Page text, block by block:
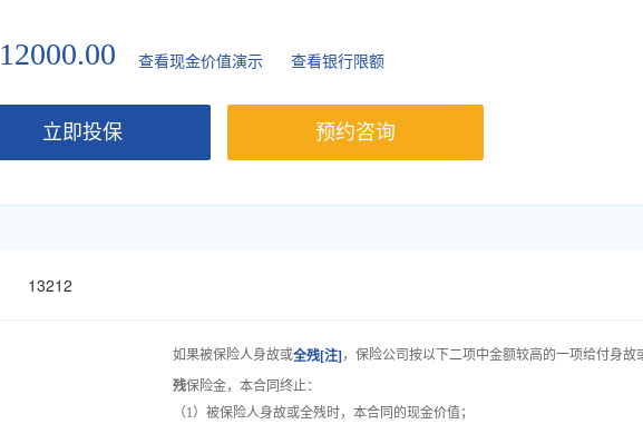
12000.00 查看现金价值演示 查看银行限额
立即投保 预约咨询
13212
如果被保险人身故或全残[注]，保险公司按以下二项中金额较高的一项给付身故
残保险金，本合同终止：
（1）被保险人身故或全残时，本合同的现金价值；